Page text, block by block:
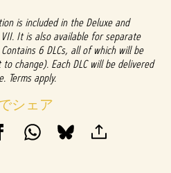
is included in the Deluxe and
It is also available for separate
6 DLCs, all of which will be
change). Each DLC will be delivered
Terms apply.
でシェア